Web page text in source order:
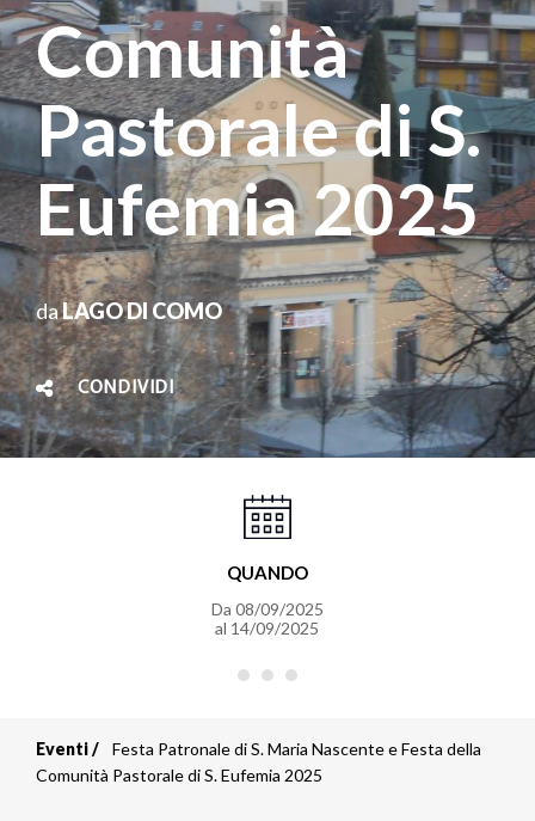
Comunità
Pastorale di S.
Eufemia 2025
daLAGO DI COMO
CONDIVIDI
QUANDO
Da 08/09/2025
al 14/09/2025
Briciole
Eventi
Festa Patronale di S. Maria Nascente e Festa della
Comunità Pastorale di S. Eufemia 2025